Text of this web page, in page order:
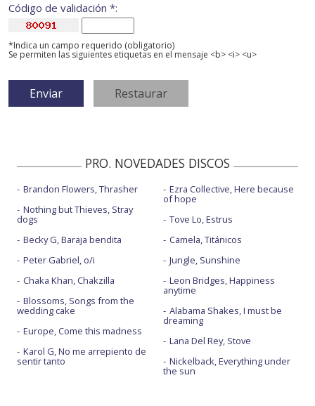
Código de validación *:
*Indica un campo requerido (obligatorio)
Se permiten las siguientes etiquetas en el mensaje <b> <i> <u>
PRO. NOVEDADES DISCOS
Brandon Flowers, Thrasher
Nothing but Thieves, Stray
dogs
Becky G, Baraja bendita
Peter Gabriel, o/i
Chaka Khan, Chakzilla
Blossoms, Songs from the
wedding cake
Europe, Come this madness
Karol G, No me arrepiento de
sentir tanto
Ezra Collective, Here because
of hope
Tove Lo, Estrus
Camela, Titánicos
Jungle, Sunshine
Leon Bridges, Happiness
anytime
Alabama Shakes, I must be
dreaming
Lana Del Rey, Stove
Nickelback, Everything under
the sun